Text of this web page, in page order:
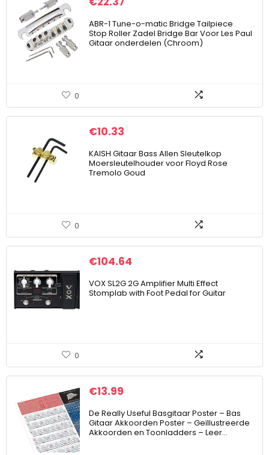
ABR-1 Tune-o-matic Bridge Tailpiece
Stop Roller Zadel Bridge Bar Voor Les Paul
Gitaar onderdelen (Chroom)
0
€10.33
KAISH Gitaar Bass Allen Sleutelkop
Moersleutelhouder voor Floyd Rose
Tremolo Goud
0
€104.64
VOX SL2G 2G Amplifier Multi Effect
Stomplab with Foot Pedal for Guitar
0
€13.99
De Really Useful Basgitaar Poster – Bas
Gitaar Akkoorden Poster – Geïllustreerde
Akkoorden en Toonladders – Leer…